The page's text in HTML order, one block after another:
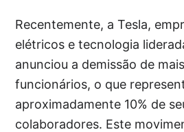
Recentemente, a Tesla,
elétricos e tecnologia
anunciou a demissão de
funcionários, o que
aproximadamente 10% de
colaboradores. Este